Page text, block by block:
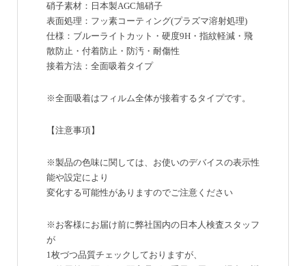
硝子素材：日本製AGC旭硝子
表面処理：フッ素コーティング(プラズマ溶射処理)
仕様：ブルーライトカット・硬度9H・指紋軽減・飛
散防止・付着防止・防汚・耐傷性
接着方法：全面吸着タイプ
※全面吸着はフィルム全体が接着するタイプです。
【注意事項】
※製品の色味に関しては、お使いのデバイスの表示性
能や設定により
変化する可能性がありますのでご注意ください
※お客様にお届け前に弊社国内の日本人検査スタッフ
が
1枚づつ品質チェックしておりますが、